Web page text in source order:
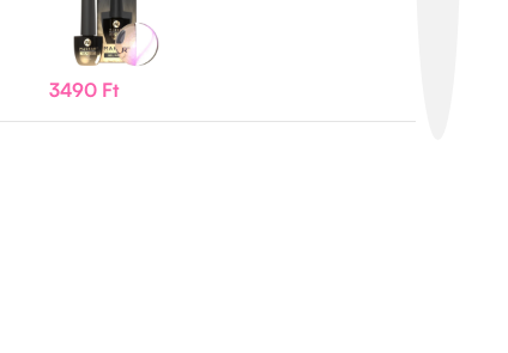
Tovább olvasom
3490 Ft
Elfogyott